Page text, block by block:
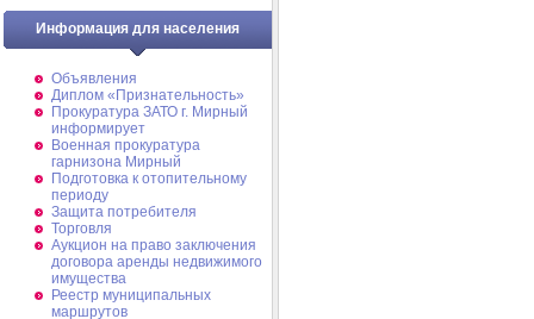
Информация для населения
Объявления
Диплом «Признательность»
Прокуратура ЗАТО г. Мирный
информирует
Военная прокуратура
гарнизона Мирный
Подготовка к отопительному
периоду
Защита потребителя
Торговля
Аукцион на право заключения
договора аренды недвижимого
имущества
Реестр муниципальных
маршрутов